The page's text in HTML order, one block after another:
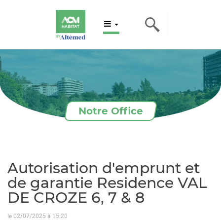
Notre Office
Autorisation d'emprunt et
de garantie Residence VAL
DE CROZE 6, 7 & 8
le 02/07/2025 à 15:20